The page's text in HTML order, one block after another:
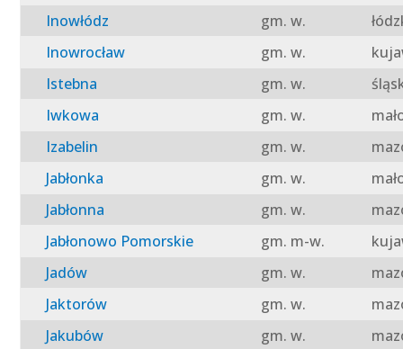
Inowłódz
gm. w.
Inowrocław
gm. w.
Istebna
gm. w.
Iwkowa
gm. w.
Izabelin
gm. w.
Jabłonka
gm. w.
Jabłonna
gm. w.
Jabłonowo Pomorskie
gm. m-w.
Jadów
gm. w.
Jaktorów
gm. w.
Jakubów
gm. w.